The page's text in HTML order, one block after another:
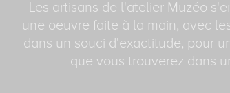
Les artisans de l'atelier Muzéo
une oeuvre faite à la main, avec
dans un souci d'exactitude, pour
que vous trouverez dans